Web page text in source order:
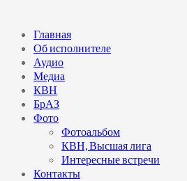
Главная
Об исполнителе
Аудио
Медиа
КВН
БрАЗ
Фото
Фотоальбом
КВН, Высшая лига
Интересные встречи
Контакты